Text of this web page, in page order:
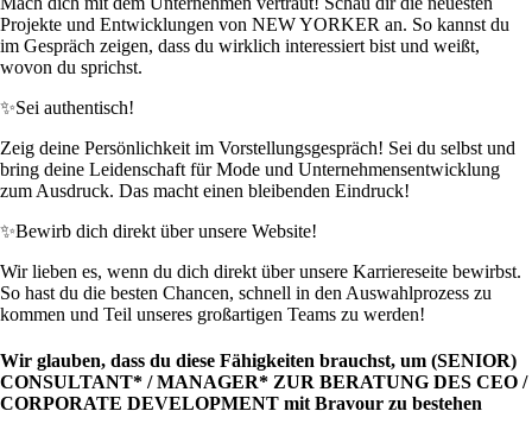
Projekte und Entwicklungen von NEW YORKER an. So kannst du
im Gespräch zeigen, dass du wirklich interessiert bist und weißt,
wovon du sprichst.
✨Sei authentisch!
Zeig deine Persönlichkeit im Vorstellungsgespräch! Sei du selbst und
bring deine Leidenschaft für Mode und Unternehmensentwicklung
zum Ausdruck. Das macht einen bleibenden Eindruck!
✨Bewirb dich direkt über unsere Website!
Wir lieben es, wenn du dich direkt über unsere Karriereseite bewirbst.
So hast du die besten Chancen, schnell in den Auswahlprozess zu
kommen und Teil unseres großartigen Teams zu werden!
Wir glauben, dass du diese Fähigkeiten brauchst, um (SENIOR)
CONSULTANT* / MANAGER* ZUR BERATUNG DES CEO /
CORPORATE DEVELOPMENT mit Bravour zu bestehen